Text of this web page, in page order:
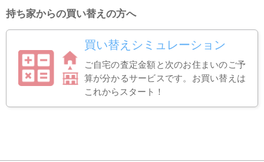
持ち家からの買い替えの方へ
買い替えシミュレーション
ご自宅の査定金額と次のお住まいのご予
算が分かるサービスです。お買い替えは
これからスタート！